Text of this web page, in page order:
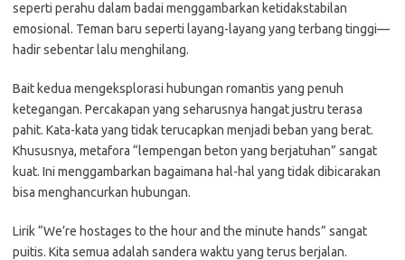
seperti perahu dalam badai menggambarkan ketidakstabilan
emosional. Teman baru seperti layang-layang yang terbang tinggi—
hadir sebentar lalu menghilang.
Bait kedua mengeksplorasi hubungan romantis yang penuh
ketegangan. Percakapan yang seharusnya hangat justru terasa
pahit. Kata-kata yang tidak terucapkan menjadi beban yang berat.
Khususnya, metafora “lempengan beton yang berjatuhan” sangat
kuat. Ini menggambarkan bagaimana hal-hal yang tidak dibicarakan
bisa menghancurkan hubungan.
Lirik “We’re hostages to the hour and the minute hands” sangat
puitis. Kita semua adalah sandera waktu yang terus berjalan.